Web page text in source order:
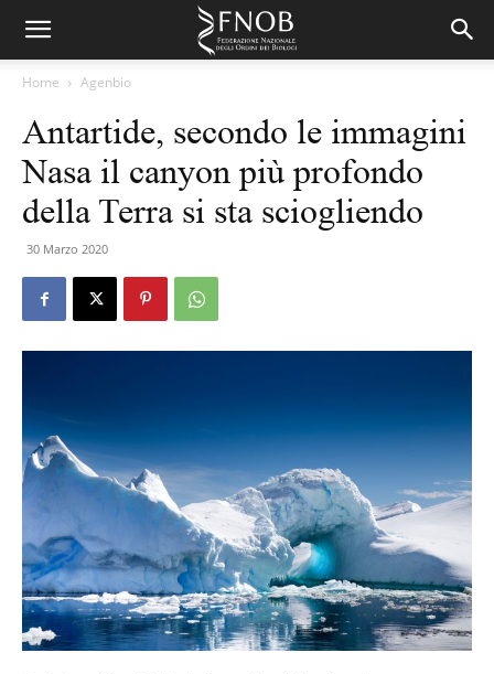
Home Agenbio
Antartide, secondo le immagini
Nasa il canyon più profondo
della Terra si sta sciogliendo
30 Marzo 2020